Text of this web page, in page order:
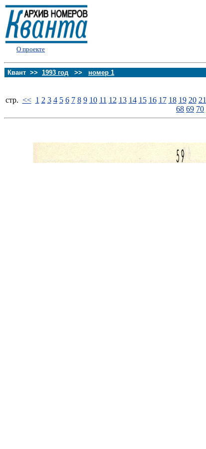
О проекте
Квант >> 1993 год >> номер 1
стp. << 1 2 3 4 5 6 7 8 9 10 11 12 13 14 15 16 17 18 19 20 21
68 69 70